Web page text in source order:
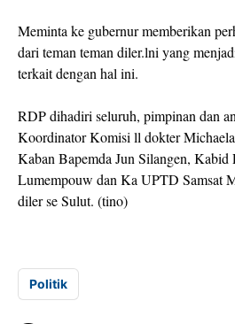
Meminta ke gubernur memberikan
dari teman teman diler.lni yang
terkait dengan hal ini.
RDP dihadiri seluruh, pimpinan dan
Koordinator Komisi ll dokter
Kaban Bapemda Jun Silangen, Kabid
Lumempouw dan Ka UPTD Samsat
diler se Sulut. (tino)
Politik